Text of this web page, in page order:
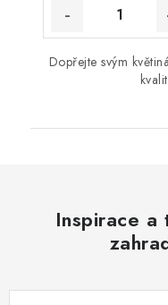
Dopřejte svým
Inspirace a